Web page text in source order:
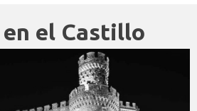
el Castillo